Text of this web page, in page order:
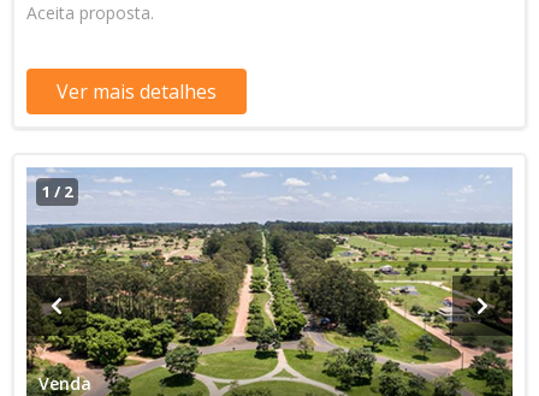
Aceita proposta.
Ver mais detalhes
1 / 2
Venda